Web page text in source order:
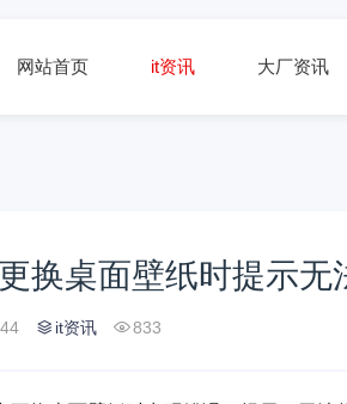
网站首页 it资讯 大厂资讯
换桌面壁纸时提示
it资讯 833